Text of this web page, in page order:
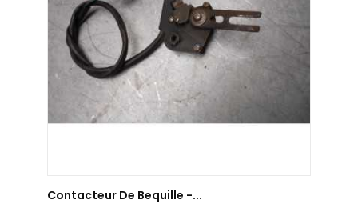
Contacteur De Bequille -...